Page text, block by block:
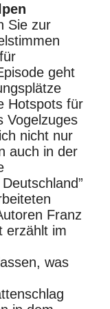
Sie zur
geht
Hotspots für
Vogelzuges
nicht nur
auch in der
Franz
erzählt im
was